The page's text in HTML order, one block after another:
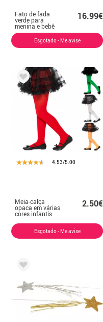
Fato de fada
verde para
menina e bebê
16.99€
Esgotado - Me avise
4.53/5.00
Meia-calça
opaca em várias
cores infantis
2.50€
Esgotado - Me avise